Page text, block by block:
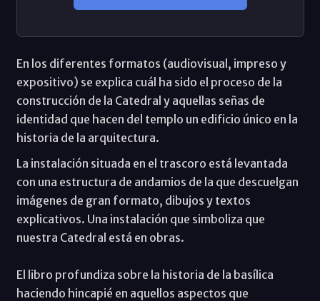
En los diferentes formatos (audiovisual, impreso y
expositivo) se explica cuál ha sido el proceso de la
construcción de la Catedral y aquellas señas de
identidad que hacen del templo un edificio único en la
historia de la arquitectura.
La instalación situada en el trascoro está levantada
con una estructura de andamios de la que descuelgan
imágenes de gran formato, dibujos y textos
explicativos. Una instalación que simboliza que
nuestra Catedral está en obras.
El libro profundiza sobre la historia de la basílica
haciendo hincapié en aquellos aspectos que